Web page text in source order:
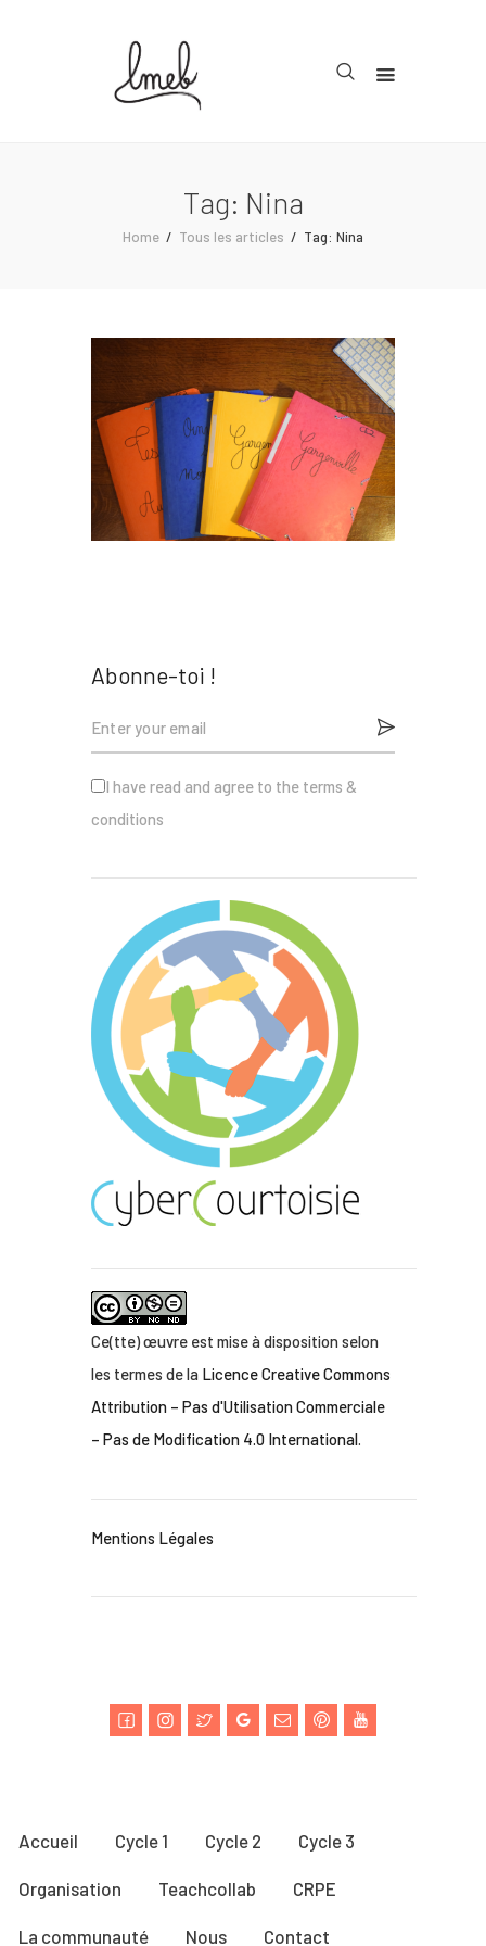
Tag: Nina
Home Tous les articles Tag: Nina
La communauté
Abonne-toi !
I have read and agree to the terms &
conditions
Ce(tte) œuvre est mise à disposition selon
les termes de la Licence Creative Commons
Attribution – Pas d'Utilisation Commerciale
– Pas de Modification 4.0 International.
Mentions Légales
Accueil Cycle 1 Cycle 2 Cycle 3
Organisation Teachcollab CRPE
La communauté Nous Contact